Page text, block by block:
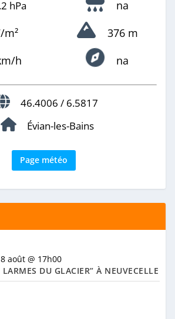
hPa
na
m²
376 m
h
na
46.4006 / 6.5817
Évian-les-Bains
Page météo
août @ 17h00
DU GLACIER” À NEUVECELLE